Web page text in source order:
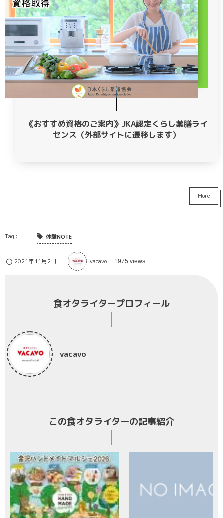
《おすすめ資格のご案内》JKA認定くらし薬膳ライ
センス（外部サイトに遷移します）
More
体験NOTE
2021年11月2日 vacavo 1975 views
食オタライタープロフィール
vacavo
この食オタライターの記事紹介